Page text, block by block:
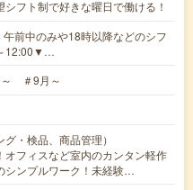
フト制で好きな曜日で働ける！
午前中のみや18時以降などのシフ
12:00▼…
～ ＃9月～
・検品、商品管理）
オフィスなど室内のカンタン軽作
シンプルワーク！未経験…